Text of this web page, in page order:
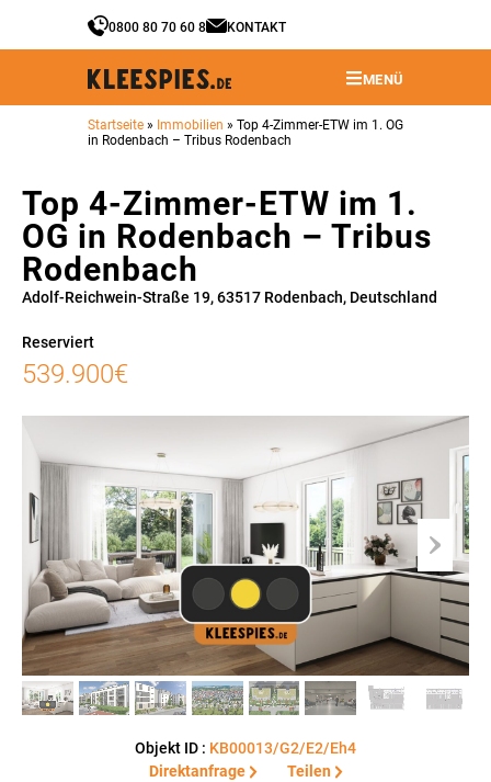
0800 80 70 60 8 KONTAKT
MENÜ
Startseite » Immobilien » Top 4-Zimmer-ETW im 1. OG
in Rodenbach – Tribus Rodenbach
Top 4-Zimmer-ETW im 1.
OG in Rodenbach – Tribus
Rodenbach
Adolf-Reichwein-Straße 19, 63517 Rodenbach, Deutschland
Reserviert
539.900€
Objekt ID : KB00013/G2/E2/Eh4
Direktanfrage
Teilen